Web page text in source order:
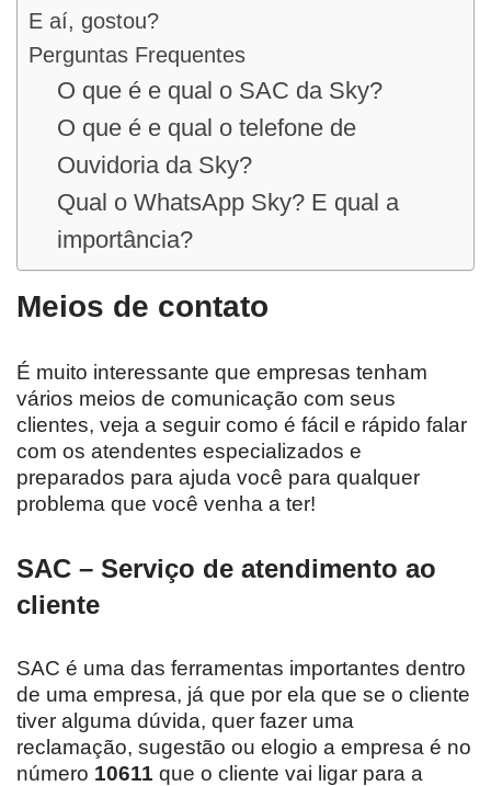
E aí, gostou?
Perguntas Frequentes
O que é e qual o SAC da Sky?
O que é e qual o telefone de
Ouvidoria da Sky?
Qual o WhatsApp Sky? E qual a
importância?
Meios de contato
É muito interessante que empresas tenham
vários meios de comunicação com seus
clientes, veja a seguir como é fácil e rápido falar
com os atendentes especializados e
preparados para ajuda você para qualquer
problema que você venha a ter!
SAC – Serviço de atendimento ao
cliente
SAC é uma das ferramentas importantes dentro
de uma empresa, já que por ela que se o cliente
tiver alguma dúvida, quer fazer uma
reclamação, sugestão ou elogio a empresa é no
número 10611 que o cliente vai ligar para a